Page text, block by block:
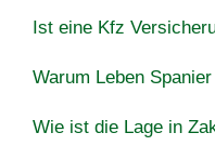
Ist eine Kfz
Warum Leben
Wie ist die Lage in